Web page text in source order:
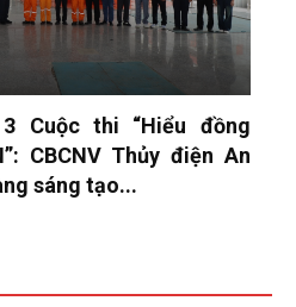
Cuộc thi “Hiểu đồng
CBCNV Thủy điện An
sáng tạo...